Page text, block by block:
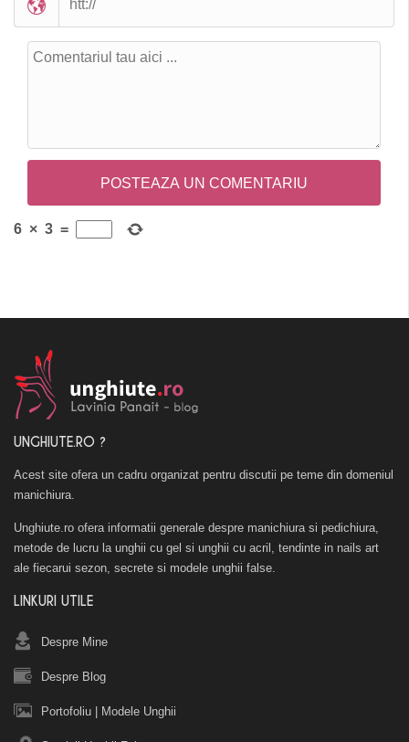
6 × 3 =
UNGHIUTE.RO ?
Acest site ofera un cadru organizat pentru discutii pe teme din domeniul
manichiura.
Unghiute.ro ofera informatii generale despre manichiura si pedichiura,
metode de lucru la unghii cu gel si unghii cu acril, tendinte in nails art
ale fiecarui sezon, secrete si modele unghii false.
LINKURI UTILE
Despre Mine
Despre Blog
Portofoliu Modele Unghii